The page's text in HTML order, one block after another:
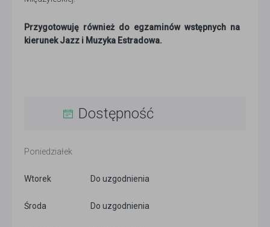
Przygotowuję również do egzaminów wstępnych na
kierunek Jazz i Muzyka Estradowa.
Dostępność
Poniedziałek
Wtorek Do uzgodnienia
Środa Do uzgodnienia